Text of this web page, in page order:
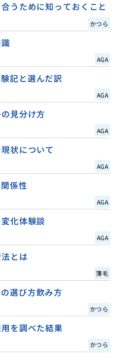
うために知っておくこと
かつら
AGA
記と選んだ訳
AGA
見分け方
AGA
状について
AGA
係性
AGA
化体験談
AGA
とは
薄毛
選び方飲み方
かつら
を調べた結果
かつら